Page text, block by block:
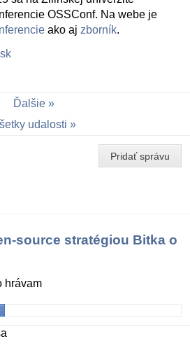
OSSConf. Na webe je
ako aj zborník.
Ďalšie
udalosti
Pridať správu
source stratégiou Bitka o
hrávam